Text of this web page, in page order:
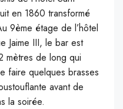
en 1860 transformé
9ème étage de l’hôtel
Jaime III, le bar est
mètres de long qui
faire quelques brasses
avant de
la soirée.